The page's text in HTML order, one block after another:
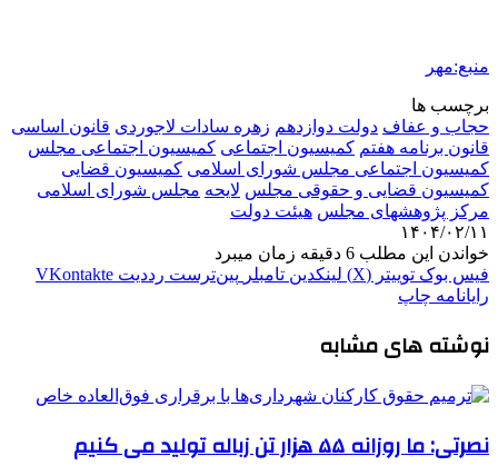
منبع:مهر
برچسب ها
حجاب و عفاف دولت دوازدهم زهره سادات لاجوردی قانون اساسی
قانون برنامه هفتم کمیسیون اجتماعی کمیسیون اجتماعی مجلس
کمیسیون اجتماعی مجلس شورای اسلامی کمیسیون قضایی
کمیسیون قضایی و حقوقی مجلس لایحه مجلس شورای اسلامی
مرکز پژوهشهای مجلس هیئت دولت
۱۴۰۴/۰۲/۱۱
خواندن این مطلب 6 دقیقه زمان میبرد
فیس بوک توییتر (X) لینکدین ‫تامبلر ‫پین‌ترست ‫رددیت ‫VKontakte
رایانامه چاپ
نوشته های مشابه
نصرتی: ما روزانه ۵۵ هزار تن زباله تولید می کنیم